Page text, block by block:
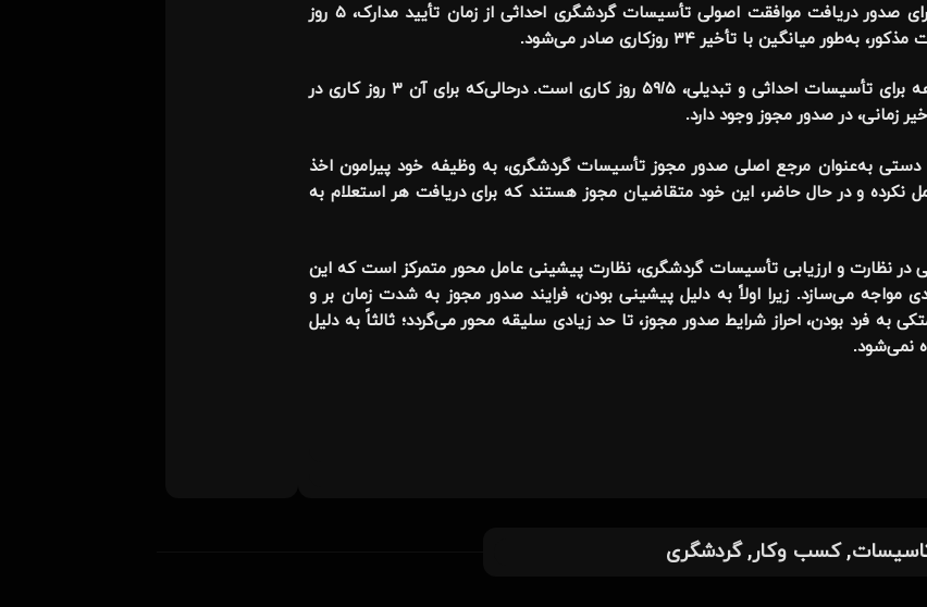
دریافتی از مرکز ملی بهبود محیط کسب‌وکار، زمان لازم برای صدور دریافت موافقت اصولی تأسیسات گردشگری احداثی از زمان تأیید مدارک، ۵ روز
با تأخیر ۳۴ روزکاری صادر می‌شود.
میانگین زمان تأخیر صدور پروانه بهره‌برداری موقت ۶ ماهه برای تأسیسات احداثی و تبدیلی، ۵/‏۵۹ روز کاری است. درحالی‌که برای آن ۳ روز کاری در
دستی به‌عنوان مرجع اصلی صدور مجوز تأسیسات گردشگری، به وظیفه خود پیرامون اخذ
نکرده و در حال حاضر، این خود متقاضیان مجوز هستند که برای دریافت هر استعلام به
در نظارت و ارزیابی تأسیسات گردشگری، نظارت پیشینی عامل محور متمرکز است که این
مواجه می‌سازد. زیرا اولاً به دلیل پیشینی بودن، فرایند صدور مجوز به شدت زمان بر و
به فرد بودن، احراز شرایط صدور مجوز، تا حد زیادی سلیقه محور می‌گردد؛ ثالثاً به دلیل
نمی‌شود.
,کسب وکار,گردشگری